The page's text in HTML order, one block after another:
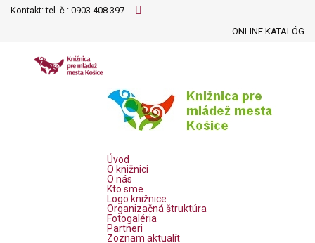
Kontakt: tel. č.: 0903 408 397
ONLINE KATALÓG
Úvod
O knižnici
O nás
Kto sme
Logo knižnice
Organizačná štruktúra
Fotogaléria
Partneri
Zoznam aktualít